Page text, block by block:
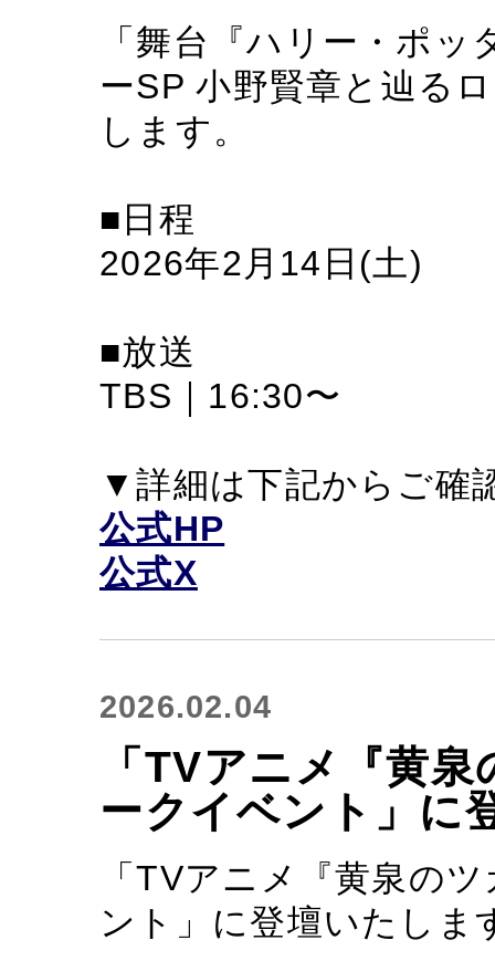
「舞台『ハリー・ポ
ーSP 小野賢章と辿る
します。
■日程
2026年2月14日(土)
■放送
TBS｜16:30〜
▼詳細は下記からご確
公式HP
公式X
2026.02.04
「TVアニメ『黄
ークイベント」に
「TVアニメ『黄泉の
ント」に登壇いたしま